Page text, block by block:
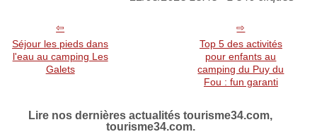
Séjour les pieds dans
l'eau au camping Les
Galets
Top 5 des activités
pour enfants au
camping du Puy du
Fou : fun garanti
Lire nos dernières actualités tourisme34.com,
tourisme34.com.